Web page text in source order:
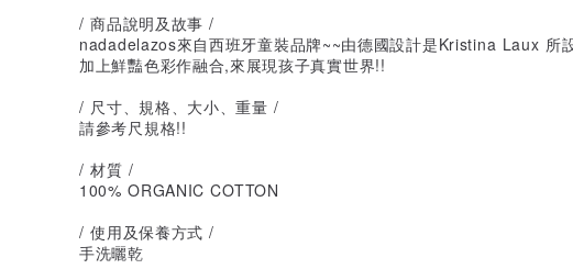
/ 商品說明及故事 /
nadadelazos來自西班牙童裝品牌~~由德國設計是Kristina Laux 所
加上鮮豔色彩作融合,來展現孩子真實世界!!
/ 尺寸、規格、大小、重量 /
請參考尺規格!!
/ 材質 /
100% ORGANIC COTTON
/ 使用及保養方式 /
手洗曬乾